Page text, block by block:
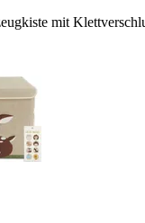
mit